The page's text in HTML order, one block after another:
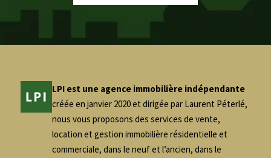
LPI est une agence immobilière indépendante
créée en janvier 2020 et dirigée par Laurent Péterlé,
nous vous proposons des services de vente,
location et gestion immobilière résidentielle et
commerciale, dans le neuf et l’ancien, dans le